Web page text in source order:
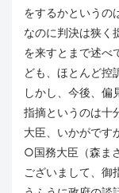
をするかというの
なのに判決は狭く
を来すとまで述べ
ども、ほとんど控
しかし、今後、偏
指摘というのは十
大臣、いかがです
○国務大臣（森ま
ございまして、御